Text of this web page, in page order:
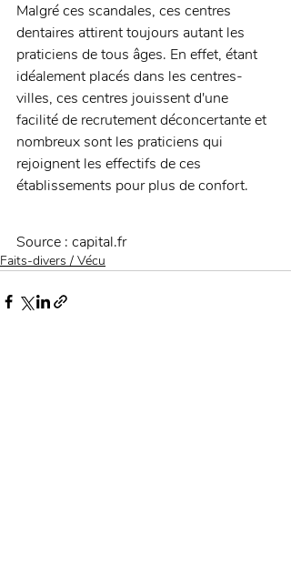
Malgré ces scandales, ces centres
dentaires attirent toujours autant les
praticiens de tous âges. En effet, étant
idéalement placés dans les centres-
villes, ces centres jouissent d'une
facilité de recrutement déconcertante et
nombreux sont les praticiens qui
rejoignent les effectifs de ces
établissements pour plus de confort.
Source : capital.fr
Faits-divers / Vécu